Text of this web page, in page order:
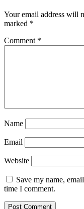
Your email address will
marked *
Comment *
Name
Email
Website
Save my name,
time I comment.